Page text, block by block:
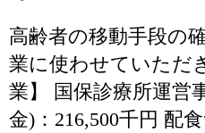
高齢者の移動手段の
業に使わせていただ
業】 国保診療所運営
金)：216,500千円 配